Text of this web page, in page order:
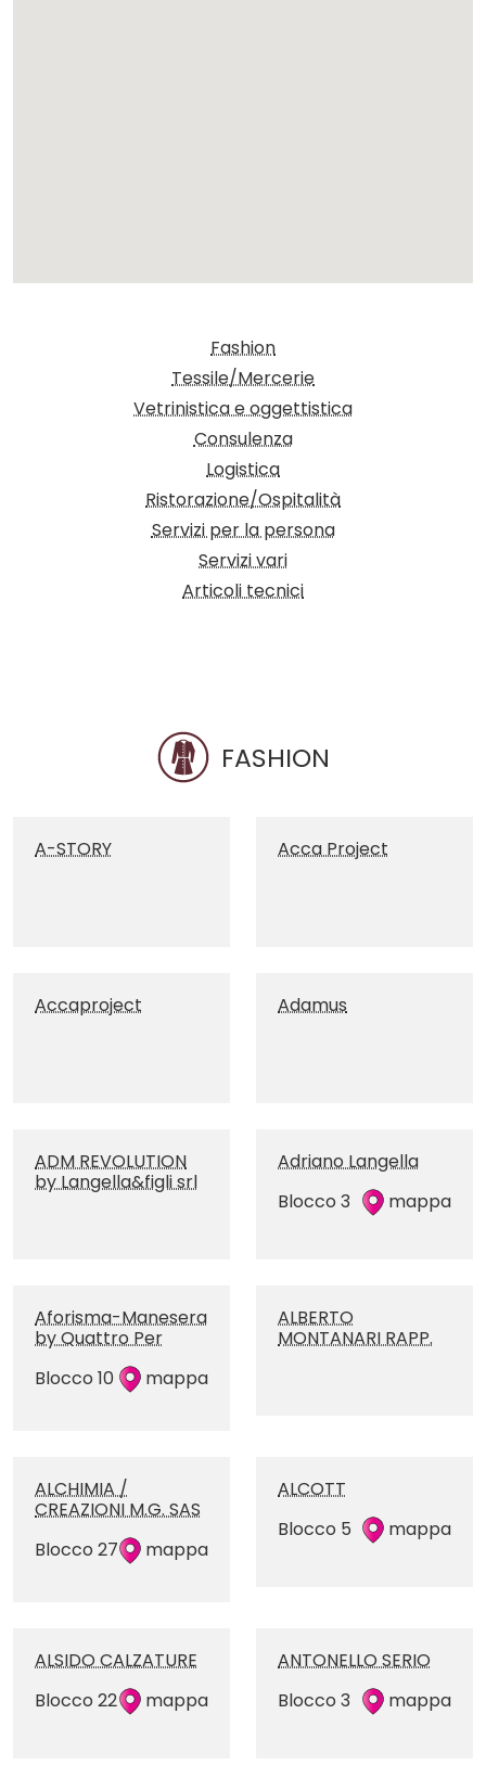
Fashion
Tessile/Mercerie
Vetrinistica e oggettistica
Consulenza
Logistica
Ristorazione/Ospitalità
Servizi per la persona
Servizi vari
Articoli tecnici
FASHION
A-STORY Acca Project
Accaproject Adamus
ADM REVOLUTION
by Langella&figli srl
Adriano Langella
Blocco 3
mappa
Aforisma-Manesera
by Quattro Per
Blocco 10
mappa
ALBERTO
MONTANARI RAPP.
ALCHIMIA /
CREAZIONI M.G. SAS
Blocco 27
mappa
ALCOTT
Blocco 5
mappa
ALSIDO CALZATURE
Blocco 22
mappa
ANTONELLO SERIO
Blocco 3
mappa